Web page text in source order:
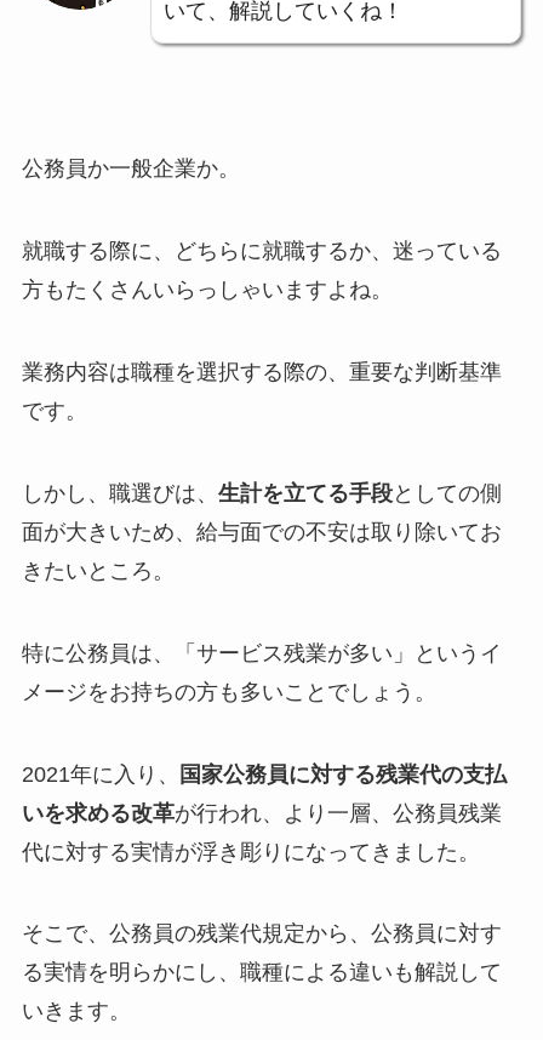
いて、解説していくね！
公務員か一般企業か。
就職する際に、どちらに就職するか、迷っている
方もたくさんいらっしゃいますよね。
業務内容は職種を選択する際の、重要な判断基準
です。
しかし、職選びは、 生計を立てる手段としての側
面が大きいため、給与面での不安は取り除いてお
きたいところ。
特に公務員は、「サービス残業が多い」というイ
メージをお持ちの方も多いことでしょう。
2021年に入り、
国家公務員に対する残業代の支払
いを求める改革が行われ、より一層、公務員残業
代に対する実情が浮き彫りになってきました。
そこで、公務員の残業代規定から、公務員に対す
る実情を明らかにし、職種による違いも解説して
いきます。